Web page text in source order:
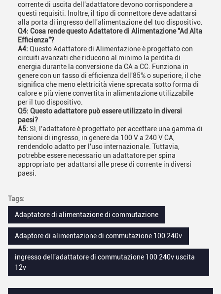
corrente di uscita dell'adattatore devono corrispondere a
questi requisiti. Inoltre, il tipo di connettore deve adattarsi
alla porta di ingresso dell'alimentazione del tuo dispositivo.
Q4: Cosa rende questo Adattatore di Alimentazione "Ad Alta
Efficienza"?
A4: Questo Adattatore di Alimentazione è progettato con
circuiti avanzati che riducono al minimo la perdita di
energia durante la conversione da CA a CC. Funziona in
genere con un tasso di efficienza dell'85% o superiore, il che
significa che meno elettricità viene sprecata sotto forma di
calore e più viene convertita in alimentazione utilizzabile
per il tuo dispositivo.
Q5: Questo adattatore può essere utilizzato in diversi
paesi?
A5: Sì, l'adattatore è progettato per accettare una gamma di
tensioni di ingresso, in genere da 100 V a 240 V CA,
rendendolo adatto per l'uso internazionale. Tuttavia,
potrebbe essere necessario un adattatore per spina
appropriato per adattarsi alle prese di corrente in diversi
paesi.
Tags:
Adaptatore di alimentazione di commutazione
Adaptore di alimentazione di commutazione 100 240v
ingresso dell'adattatore di commutazione 100 240v uscita
12v